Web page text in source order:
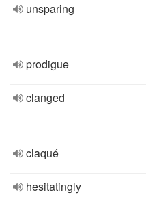
unsparing
prodigue
clanged
claqué
hesitatingly